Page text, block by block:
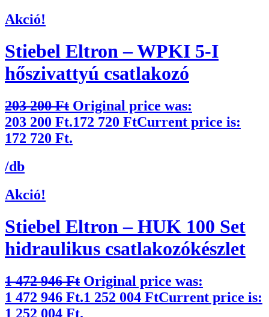
Akció!
Stiebel Eltron – WPKI 5-I
hőszivattyú csatlakozó
203 200Ft Original price was:
203 200 Ft.172 720 FtCurrent price is:
172 720 Ft.
/db
Akció!
Stiebel Eltron – HUK 100 Set
hidraulikus csatlakozókészlet
1 472 946Ft Original price was:
1 472 946 Ft.1 252 004 FtCurrent price is:
1 252 004 Ft.